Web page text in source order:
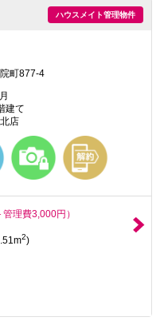
ハウスメイト管理物件
町877-4
建て
店
管理費3,000円）
2)